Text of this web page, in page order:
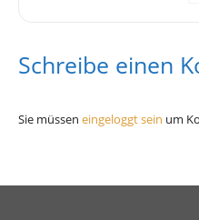
Schreibe einen
Sie müssen eingeloggt sein um